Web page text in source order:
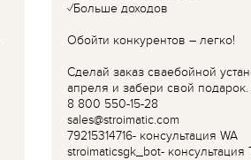
✓Больше доходов
Обойти конкурентов – легко!
Сделай заказ сваебойной
апреля и забери свой
8 800 550-15-28
sales@stroimatic.com
79215314716- консультация WA
stroimaticsgk_bot- консультация